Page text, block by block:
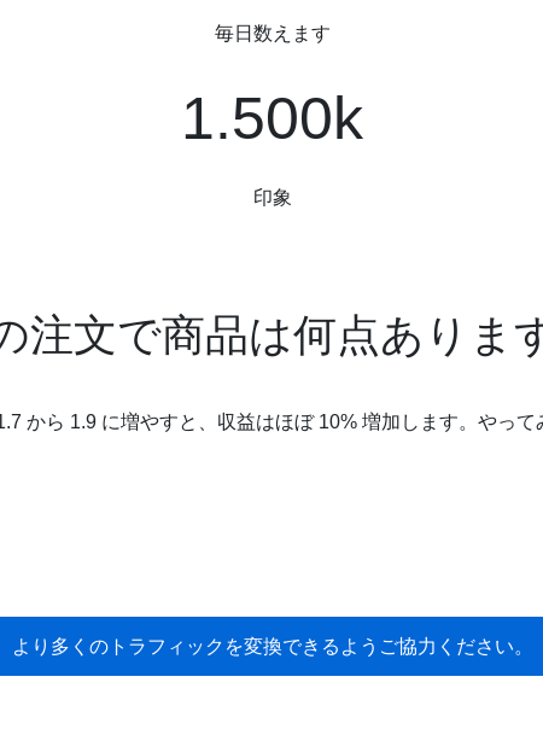
毎日数えます
1.500k
印象
注文で商品は何点ありま
から 1.9 に増やすと、収益はほぼ 10% 増加します。やって
より多くのトラフィックを変換できるようご協力ください。